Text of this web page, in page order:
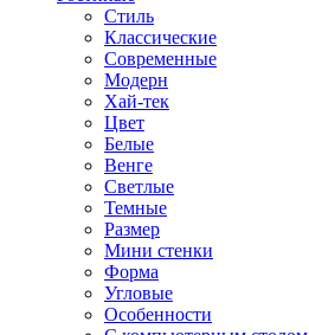
Стиль
Классические
Современные
Модерн
Хай-тек
Цвет
Белые
Венге
Светлые
Темные
Размер
Мини стенки
Форма
Угловые
Особенности